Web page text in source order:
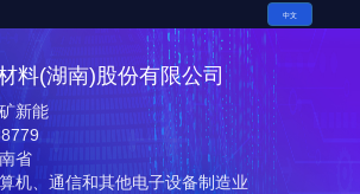
中文
料(湖南)股份有限公司
新能
省
机、通信和其他电子设备制造业